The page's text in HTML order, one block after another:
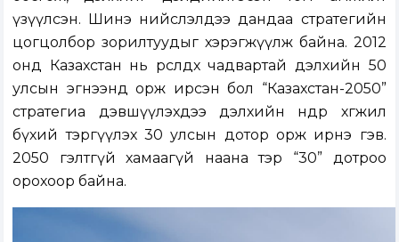
үзүүлсэн. Шинэ нийслэлдээ дандаа стратегийн
цогцолбор зорилтуудыг хэрэгжүүлж байна. 2012
онд Казахстан нь өрсөлдөх чадвартай дэлхийн 50
улсын эгнээнд орж ирсэн бол “Казахстан-2050”
стратегиа дэвшүүлэхдээ дэлхийн өндөр хөгжил
бүхий тэргүүлэх 30 улсын дотор орж ирнэ гэв.
2050 гэлтгүй хамаагүй наана тэр “30” дотроо
орохоор байна.